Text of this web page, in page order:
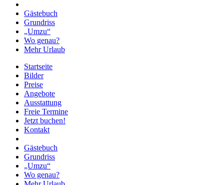
Gästebuch
Grundriss
„Umzu“
Wo genau?
Mehr Urlaub
Startseite
Bilder
Preise
Angebote
Ausstattung
Freie Termine
Jetzt buchen!
Kontakt
Gästebuch
Grundriss
„Umzu“
Wo genau?